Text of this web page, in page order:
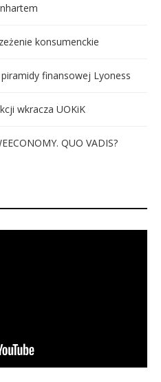
konsumenckie
finansowej Lyoness
wkracza UOKiK
QUO VADIS?